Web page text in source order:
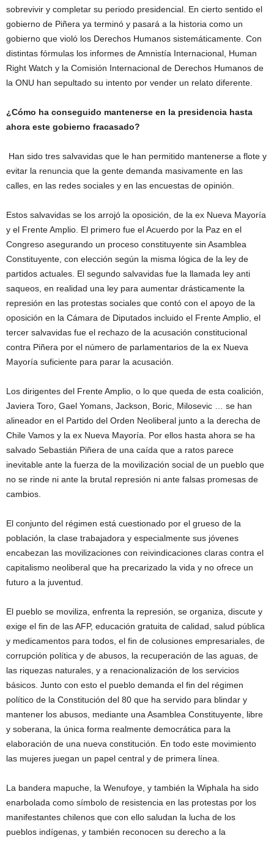
sobrevivir y completar su periodo presidencial. En cierto sentido el
gobierno de Piñera ya terminó y pasará a la historia como un
gobierno que violó los Derechos Humanos sistemáticamente. Con
distintas fórmulas los informes de Amnistía Internacional, Human
Right Watch y la Comisión Internacional de Derechos Humanos de
la ONU han sepultado su intento por vender un relato diferente.
¿Cómo ha conseguido mantenerse en la presidencia hasta
ahora este gobierno fracasado?
Han sido tres salvavidas que le han permitido mantenerse a flote y
evitar la renuncia que la gente demanda masivamente en las
calles, en las redes sociales y en las encuestas de opinión.
Estos salvavidas se los arrojó la oposición, de la ex Nueva Mayoría
y el Frente Amplio. El primero fue el Acuerdo por la Paz en el
Congreso asegurando un proceso constituyente sin Asamblea
Constituyente, con elección según la misma lógica de la ley de
partidos actuales. El segundo salvavidas fue la llamada ley anti
saqueos, en realidad una ley para aumentar drásticamente la
represión en las protestas sociales que contó con el apoyo de la
oposición en la Cámara de Diputados incluido el Frente Amplio, el
tercer salvavidas fue el rechazo de la acusación constitucional
contra Piñera por el número de parlamentarios de la ex Nueva
Mayoría suficiente para parar la acusación.
Los dirigentes del Frente Amplio, o lo que queda de esta coalición,
Javiera Toro, Gael Yomans, Jackson, Boric, Milosevic … se han
alineador en el Partido del Orden Neoliberal junto a la derecha de
Chile Vamos y la ex Nueva Mayoría. Por ellos hasta ahora se ha
salvado Sebastián Piñera de una caída que a ratos parece
inevitable ante la fuerza de la movilización social de un pueblo que
no se rinde ni ante la brutal represión ni ante falsas promesas de
cambios.
El conjunto del régimen está cuestionado por el grueso de la
población, la clase trabajadora y especialmente sus jóvenes
encabezan las movilizaciones con reivindicaciones claras contra el
capitalismo neoliberal que ha precarizado la vida y no ofrece un
futuro a la juventud.
El pueblo se moviliza, enfrenta la represión, se organiza, discute y
exige el fin de las AFP, educación gratuita de calidad, salud pública
y medicamentos para todos, el fin de colusiones empresariales, de
corrupción política y de abusos, la recuperación de las aguas, de
las riquezas naturales, y a renacionalización de los servicios
básicos. Junto con esto el pueblo demanda el fin del régimen
político de la Constitución del 80 que ha servido para blindar y
mantener los abusos, mediante una Asamblea Constituyente, libre
y soberana, la única forma realmente democrática para la
elaboración de una nueva constitución. En todo este movimiento
las mujeres juegan un papel central y de primera línea.
La bandera mapuche, la Wenufoye, y también la Wiphala ha sido
enarbolada como símbolo de resistencia en las protestas por los
manifestantes chilenos que con ello saludan la lucha de los
pueblos indígenas, y también reconocen su derecho a la